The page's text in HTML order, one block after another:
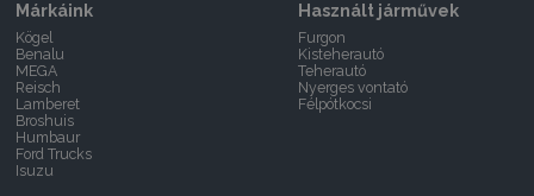
Márkáink
Kögel
Benalu
MEGA
Reisch
Lamberet
Broshuis
Humbaur
Ford Trucks
Isuzu
Használt járművek
Furgon
Kisteherautó
Teherautó
Nyerges vontató
Félpótkocsi